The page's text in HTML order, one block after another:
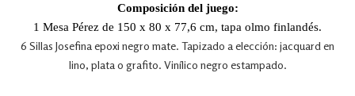
Composición del juego:
1 Mesa Pérez de 150 x 80 x 77,6 cm, tapa olmo finlandés.
6 Sillas Josefina epoxi negro mate. Tapizado a elección: jacquard en
lino, plata o grafito. Vinílico negro estampado.